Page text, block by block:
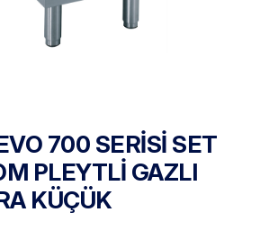
700 SERİSİ SET
PLEYTLİ GAZLI
KÜÇÜK